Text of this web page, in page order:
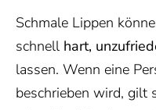
Schmale Lippen
schnell hart,
lassen. Wenn eine
beschrieben wird, gilt